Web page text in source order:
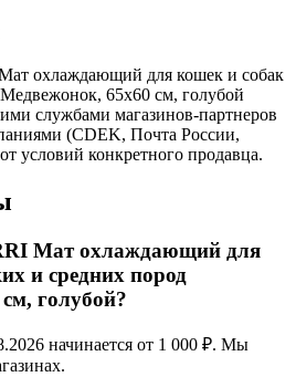
охлаждающий для кошек и собак
65х60 см, голубой
службами магазинов-партнеров
(CDEK, Почта России,
условий конкретного продавца.
Мат охлаждающий для
и средних пород
голубой?
начинается от 1 000 ₽. Мы